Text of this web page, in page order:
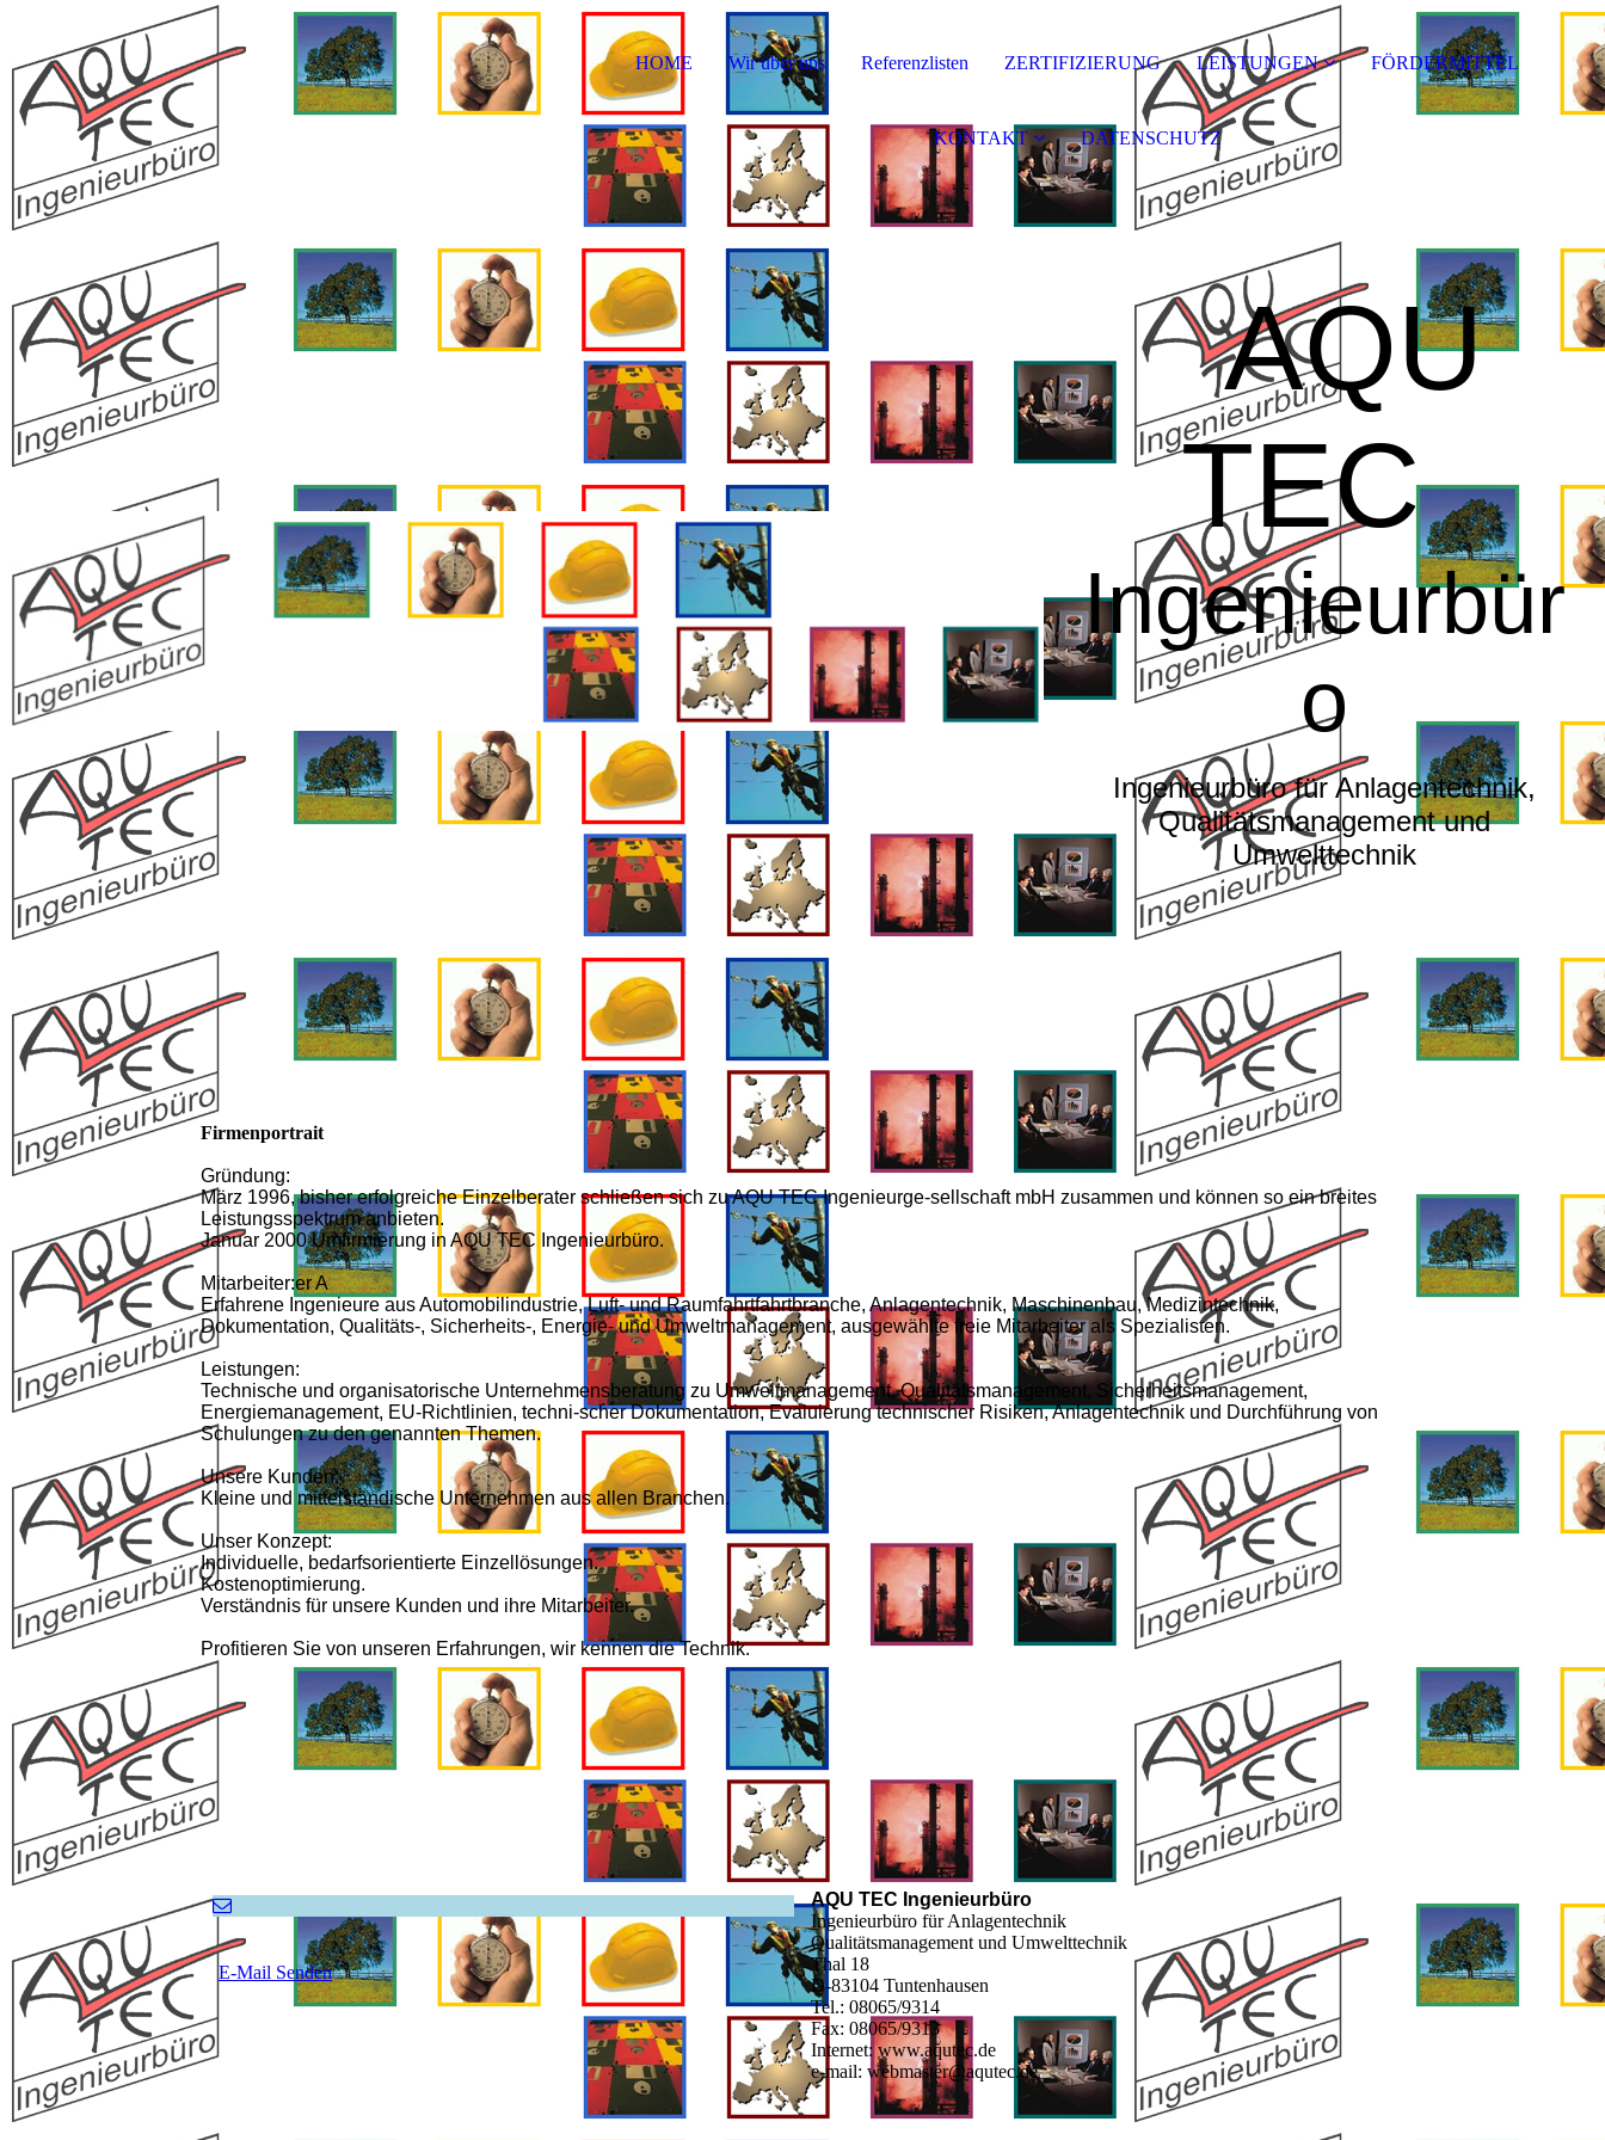
HOME Wir über uns Referenzlisten ZERTIFIZIERUNG LEISTUNGEN FÖRDERMITTEL
KONTAKT DATENSCHUTZ
AQU
TEC
Ingenieurbür
o
Ingenieurbüro für Anlagentechnik,
Qualitätsmanagement und
Umwelttechnik
Firmenportrait
Gründung:
März 1996, bisher erfolgreiche Einzelberater schließen sich zu AQU TEC Ingenieurge-sellschaft mbH zusammen und können so ein breites
Leistungsspektrum anbieten.
Januar 2000 Umfirmierung in AQU TEC Ingenieurbüro.
Mitarbeiter:er A
Erfahrene Ingenieure aus Automobilindustrie, Luft- und Raumfahrtfahrtbranche, Anlagentechnik, Maschinenbau, Medizintechnik,
Dokumentation, Qualitäts-, Sicherheits-, Energie- und Umweltmanagement, ausgewählte freie Mitarbeiter als Spezialisten.
Leistungen:
Technische und organisatorische Unternehmensberatung zu Umweltmanagement, Qualitätsmanagement, Sicherheitsmanagement,
Energiemanagement, EU-Richtlinien, techni-scher Dokumentation, Evaluierung technischer Risiken, Anlagentechnik und Durchführung von
Schulungen zu den genannten Themen.
Unsere Kunden:
Kleine und mittelständische Unternehmen aus allen Branchen.
Unser Konzept:
Individuelle, bedarfsorientierte Einzellösungen.
Kostenoptimierung.
Verständnis für unsere Kunden und ihre Mitarbeiter.
Profitieren Sie von unseren Erfahrungen, wir kennen die Technik.
E-Mail Senden
AQU TEC Ingenieurbüro
Ingenieurbüro für Anlagentechnik
Qualitätsmanagement und Umwelttechnik
Thal 18
D-83104 Tuntenhausen
Tel.: 08065/9314
Fax: 08065/9313
Internet: www.aqutec.de
e-mail: webmaster@aqutec.de